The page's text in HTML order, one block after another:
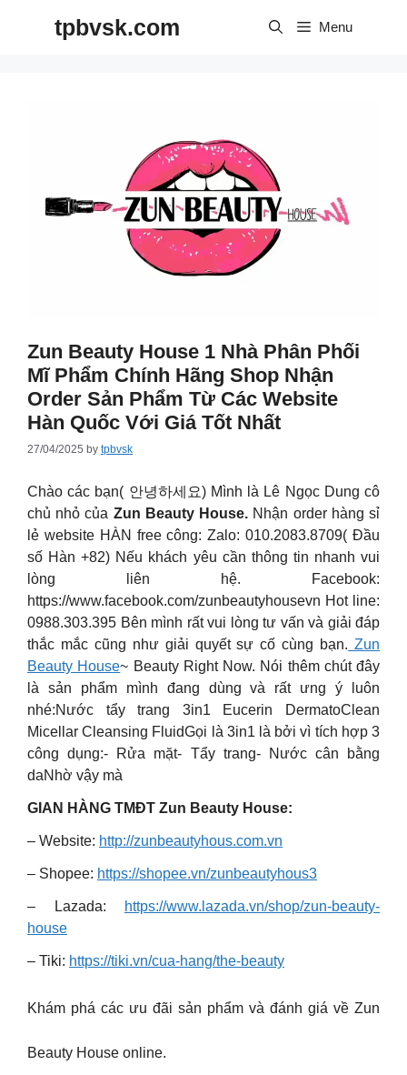
tpbvsk.com Menu
Zun Beauty House 1 Nhà Phân Phối
Mĩ Phẩm Chính Hãng Shop Nhận
Order Sản Phẩm Từ Các Website
Hàn Quốc Với Giá Tốt Nhất
27/04/2025 by tpbvsk
Chào các bạn( 안녕하세요) Mình là Lê Ngọc Dung cô
chủ nhỏ của Zun Beauty House. Nhận order hàng sỉ
lẻ website HÀN free công: Zalo: 010.2083.8709( Đầu
số Hàn +82) Nếu khách yêu cần thông tin nhanh vui
lòng liên hệ. Facebook:
https://www.facebook.com/zunbeautyhousevn Hot line:
0988.303.395 Bên mình rất vui lòng tư vấn và giải đáp
thắc mắc cũng như giải quyết sự cố cùng bạn. Zun
Beauty House~ Beauty Right Now. Nói thêm chút đây
là sản phẩm mình đang dùng và rất ưng ý luôn
nhé:Nước tẩy trang 3in1 Eucerin DermatoClean
Micellar Cleansing FluidGọi là 3in1 là bởi vì tích hợp 3
công dụng:- Rửa mặt- Tẩy trang- Nước cân bằng
daNhờ vậy mà
GIAN HÀNG TMĐT Zun Beauty House:
– Website: http://zunbeautyhous.com.vn
– Shopee: https://shopee.vn/zunbeautyhous3
– Lazada:
https://www.lazada.vn/shop/zun-beauty-
house
– Tiki: https://tiki.vn/cua-hang/the-beauty
Khám phá các ưu đãi sản phẩm và đánh giá về Zun
Beauty House online.